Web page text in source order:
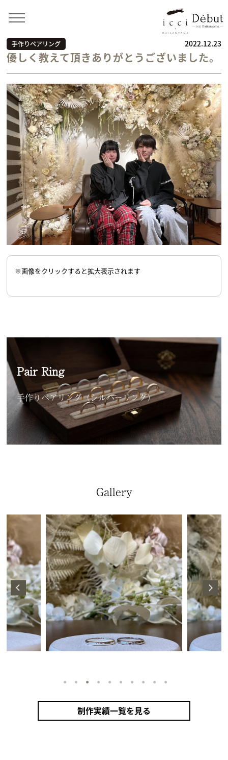
Home > 優しく教えて
頂きありがとうございました。
手作りペアリング 2022.12.23
優しく教えて頂きありがとうございました。
※画像をクリックすると拡大表示されます
Pair Ring
手作りペアリング（シルバーリング）
Gallery
1 2 3 4 5 6 7 8 9 10
制作実績一覧を見る